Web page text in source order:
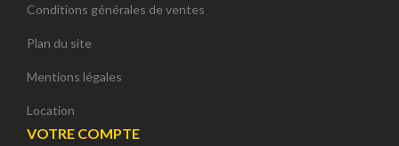
Conditions générales de ventes
Plan du site
Mentions légales
Location
VOTRE COMPTE